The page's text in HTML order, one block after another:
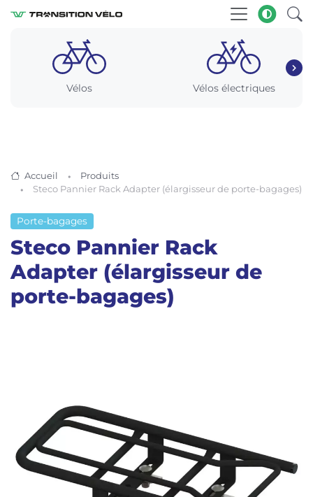
Vélos Vélos électriques
Accueil
Produits
Steco Pannier Rack Adapter (élargisseur de porte-bagages)
Porte-bagages
Steco Pannier Rack
Adapter (élargisseur de
porte-bagages)